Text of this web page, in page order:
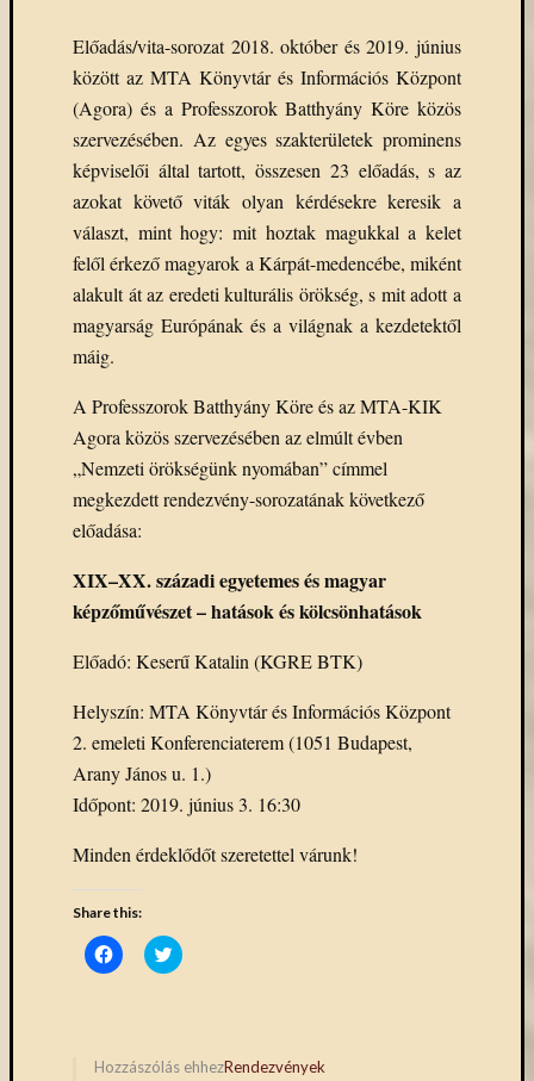
Előadás/vita-sorozat 2018. október és 2019. június
között az MTA Könyvtár és Információs Központ
(Agora) és a Professzorok Batthyány Köre közös
szervezésében. Az egyes szakterületek prominens
képviselői által tartott, összesen 23 előadás, s az
azokat követő viták olyan kérdésekre keresik a
választ, mint hogy: mit hoztak magukkal a kelet
felől érkező magyarok a Kárpát-medencébe, miként
alakult át az eredeti kulturális örökség, s mit adott a
magyarság Európának és a világnak a kezdetektől
máig.
A Professzorok Batthyány Köre és az MTA-KIK
Agora közös szervezésében az elmúlt évben
„Nemzeti örökségünk nyomában” címmel
megkezdett rendezvény-sorozatának következő
előadása:
XIX–XX. századi egyetemes és magyar
képzőművészet – hatások és kölcsönhatások
Előadó: Keserű Katalin (KGRE BTK)
Helyszín: MTA Könyvtár és Információs Központ
2. emeleti Konferenciaterem (1051 Budapest,
Arany János u. 1.)
Időpont: 2019. június 3. 16:30
Minden érdeklődőt szeretettel várunk!
Share this:
Click
to
new
window)
Click
to
new
window)
Hozzászólás ehhezRendezvények